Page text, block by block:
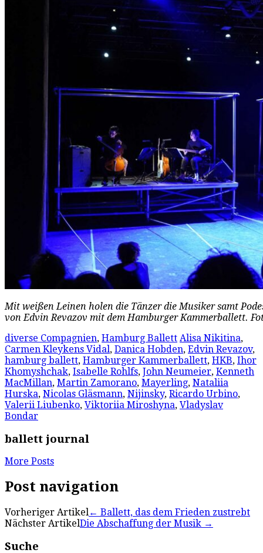
Mit weißen Leinen holen die Tänzer die Musiker samt
von Edvin Revazov mit dem Hamburger Kammerballett.
diverse Compagnien, Hamburg Ballett Alisa Nikitina,
Carmen Kleykens Vidal, Danica Hobden, Edvin Revazov,
hamburg ballett, Hamburger Kammerballett, HKB, Ihor
Khomyshchak, Isabelle Rohlfs, John Neumeier, Kenneth
MacMillan, Martin Zamorano, Mayerling, Nataliia
Hurska, Nicolas Gläsmann, Nijinsky, Ricardo Urbino,
Valerii Liubenko, Viktoriia Miroshyna, Vladyslav
Bondar
ballett journal
More Posts
Post navigation
Vorheriger Artikel← Ballett, das dem Frieden zustrebt
Nächster ArtikelDie Abschaffung der Musik →
Suche